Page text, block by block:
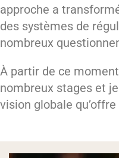
approche a
des systèmes de
nombreux
À partir de ce
nombreux stages et
vision globale